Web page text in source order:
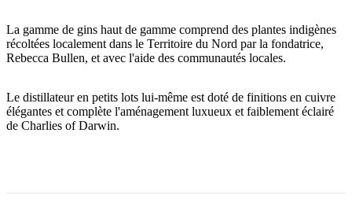
Rechercher:
La gamme de gins haut de gamme comprend des plantes indigènes
récoltées localement dans le Territoire du Nord par la fondatrice,
Rebecca Bullen, et avec l'aide des communautés locales.
Le distillateur en petits lots lui-même est doté de finitions en cuivre
élégantes et complète l'aménagement luxueux et faiblement éclairé
de Charlies of Darwin.